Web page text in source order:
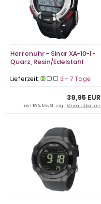
Herrenuhr - Sinar XA-10-1 -
Quarz, Resin/Edelstahl
Lieferzeit: 3 - 7 Tage
39,95 EUR
inkl. 19 % MwSt. zzgl.Versandkosten